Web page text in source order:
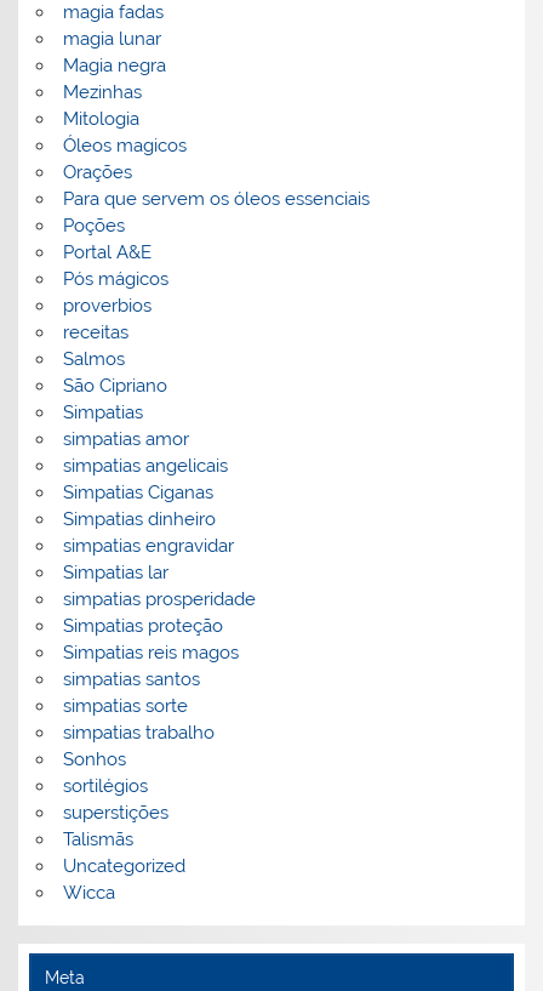
magia fadas
magia lunar
Magia negra
Mezinhas
Mitologia
Óleos magicos
Orações
Para que servem os óleos essenciais
Poções
Portal A&E
Pós mágicos
proverbios
receitas
Salmos
São Cipriano
Simpatias
simpatias amor
simpatias angelicais
Simpatias Ciganas
Simpatias dinheiro
simpatias engravidar
Simpatias lar
simpatias prosperidade
Simpatias proteção
Simpatias reis magos
simpatias santos
simpatias sorte
simpatias trabalho
Sonhos
sortilégios
superstições
Talismãs
Uncategorized
Wicca
Meta